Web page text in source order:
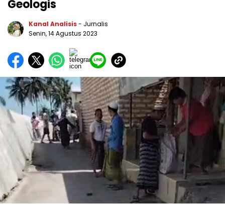
Geologis
Kanal Analisis- Jurnalis
Senin, 14 Agustus 2023